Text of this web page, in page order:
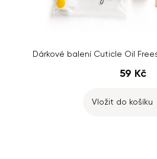
59 Kč
Vložit do košíku